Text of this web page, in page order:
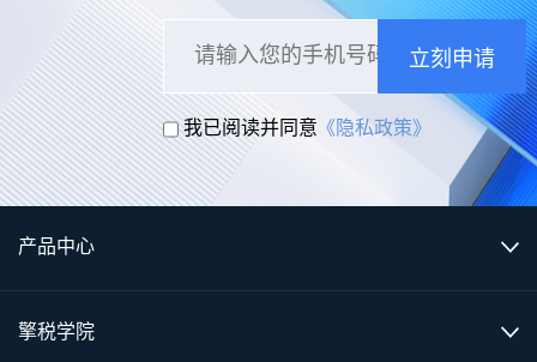
立刻申请
我已阅读并同意 《隐私政策》
产品中心
擎税学院